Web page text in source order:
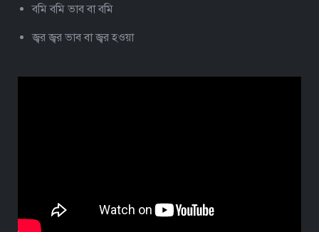
বমি বমি ভাব বা বমি
জ্বর জ্বর ভাব বা জ্বর হওয়া